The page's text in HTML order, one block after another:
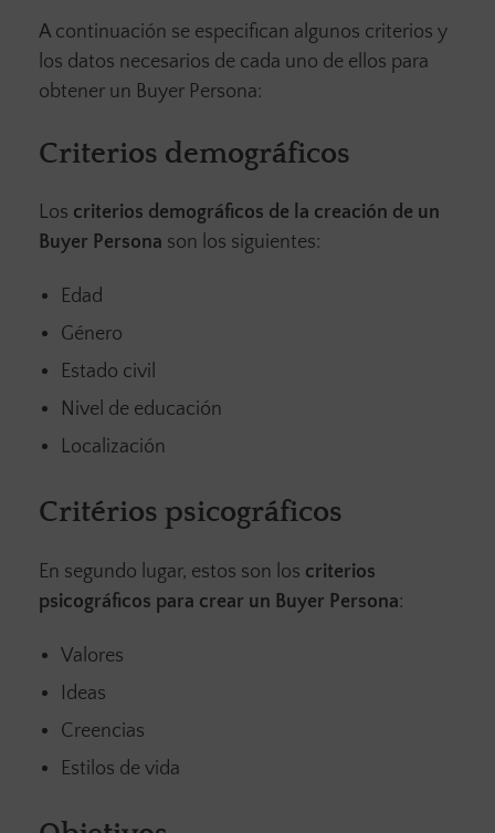
A continuación se especifican algunos criterios y
los datos necesarios de cada uno de ellos para
obtener un Buyer Persona:
Criterios demográficos
Los criterios demográficos de la creación de un
Buyer Persona son los siguientes:
Edad
Género
Estado civil
Nivel de educación
Localización
Critérios psicográficos
En segundo lugar, estos son los criterios
psicográficos para crear un Buyer Persona:
Valores
Ideas
Creencias
Estilos de vida